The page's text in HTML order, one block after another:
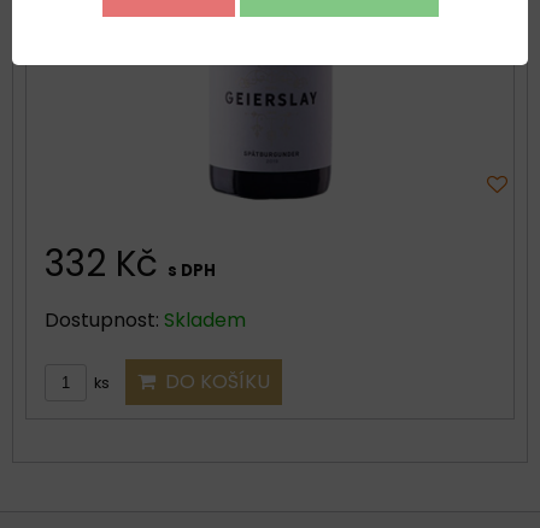
332 Kč s DPH
Dostupnost: Skladem
ks DO KOŠÍKU